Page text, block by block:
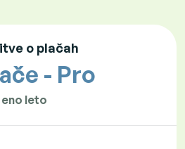
o plačah
- Pro
eno leto